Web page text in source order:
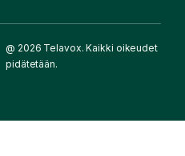
@ 2026 Telavox. Kaikki oikeudet
pidätetään.